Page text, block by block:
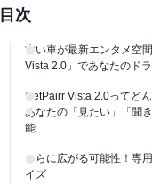
目次
古い車が最新エンタメ空
Vista 2.0」であなたのド
GetPairr Vista 2.0ってど
あなたの「見たい」「聞
能
さらに広がる可能性！専
イズ